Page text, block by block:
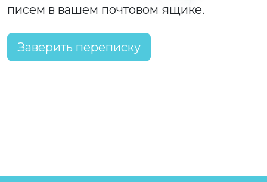
писем в вашем почтовом ящике.
Заверить переписку